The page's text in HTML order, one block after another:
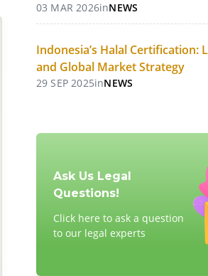
03 MAR 2026inNEWS
Indonesia’s Halal Certification:
and Global Market Strategy
29 SEP 2025inNEWS
Ask Us Legal
Questions!
Click here to ask a question
to our legal experts